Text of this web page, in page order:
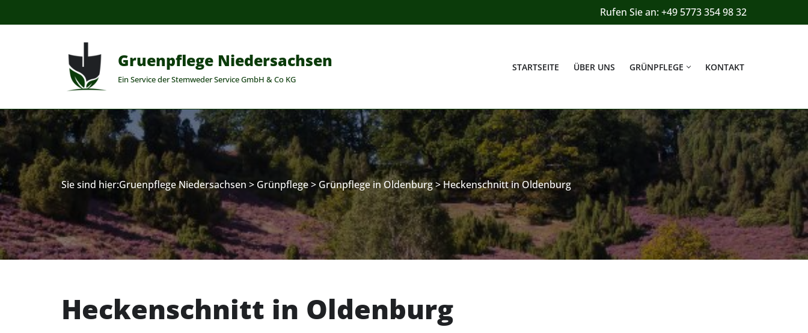
Rufen Sie an: +49 5773 354 98 32
Gruenpflege Niedersachsen
Ein Service der Stemweder Service GmbH & Co KG
STARTSEITE ÜBER UNS GRÜNPFLEGE KONTAKT
Sie sind hier:Gruenpflege Niedersachsen > Grünpflege> Grünpflege in Oldenburg>Heckenschnitt in Oldenburg
Heckenschnitt in Oldenburg